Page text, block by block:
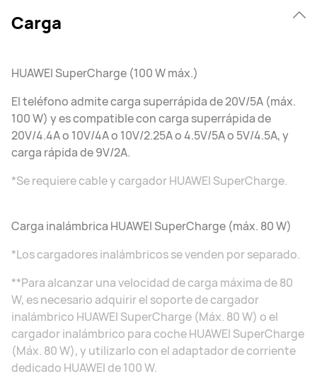
Carga
HUAWEI SuperCharge (100 W máx.)
El teléfono admite carga superrápida de 20V/5A (máx.
100 W) y es compatible con carga superrápida de
20V/4.4A o 10V/4A o 10V/2.25A o 4.5V/5A o 5V/4.5A, y
carga rápida de 9V/2A.
*Se requiere cable y cargador HUAWEI SuperCharge.
Carga inalámbrica HUAWEI SuperCharge (máx. 80 W)
*Los cargadores inalámbricos se venden por separado.
**Para alcanzar una velocidad de carga máxima de 80
W, es necesario adquirir el soporte de cargador
inalámbrico HUAWEI SuperCharge (Máx. 80 W) o el
cargador inalámbrico para coche HUAWEI SuperCharge
(Máx. 80 W), y utilizarlo con el adaptador de corriente
dedicado HUAWEI de 100 W.